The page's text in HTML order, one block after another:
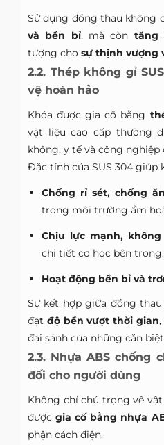
Sử dụng đồng thau không
và bền bỉ, mà còn tăng
tượng cho sự thịnh vượng
2.2. Thép không gỉ
vệ hoàn hảo
Khóa được gia cố bằng
vật liệu cao cấp thường
không, y tế và công nghiệp
Đặc tính của SUS 304 giúp
Chống rỉ sét, chống
trong môi trường ẩm
Chịu lực mạnh,
chi tiết cơ học bên trong.
Hoạt động bền bỉ và
Sự kết hợp giữa đồng thau
đạt độ bền vượt thời gian
đại sảnh của những căn
2.3. Nhựa ABS chống
đối cho người dùng
Không chỉ chú trọng về
đượcgia cố bằng nhựa
phận cách điện.